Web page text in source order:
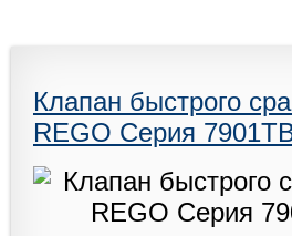
Клапан быстрого
REGO Серия